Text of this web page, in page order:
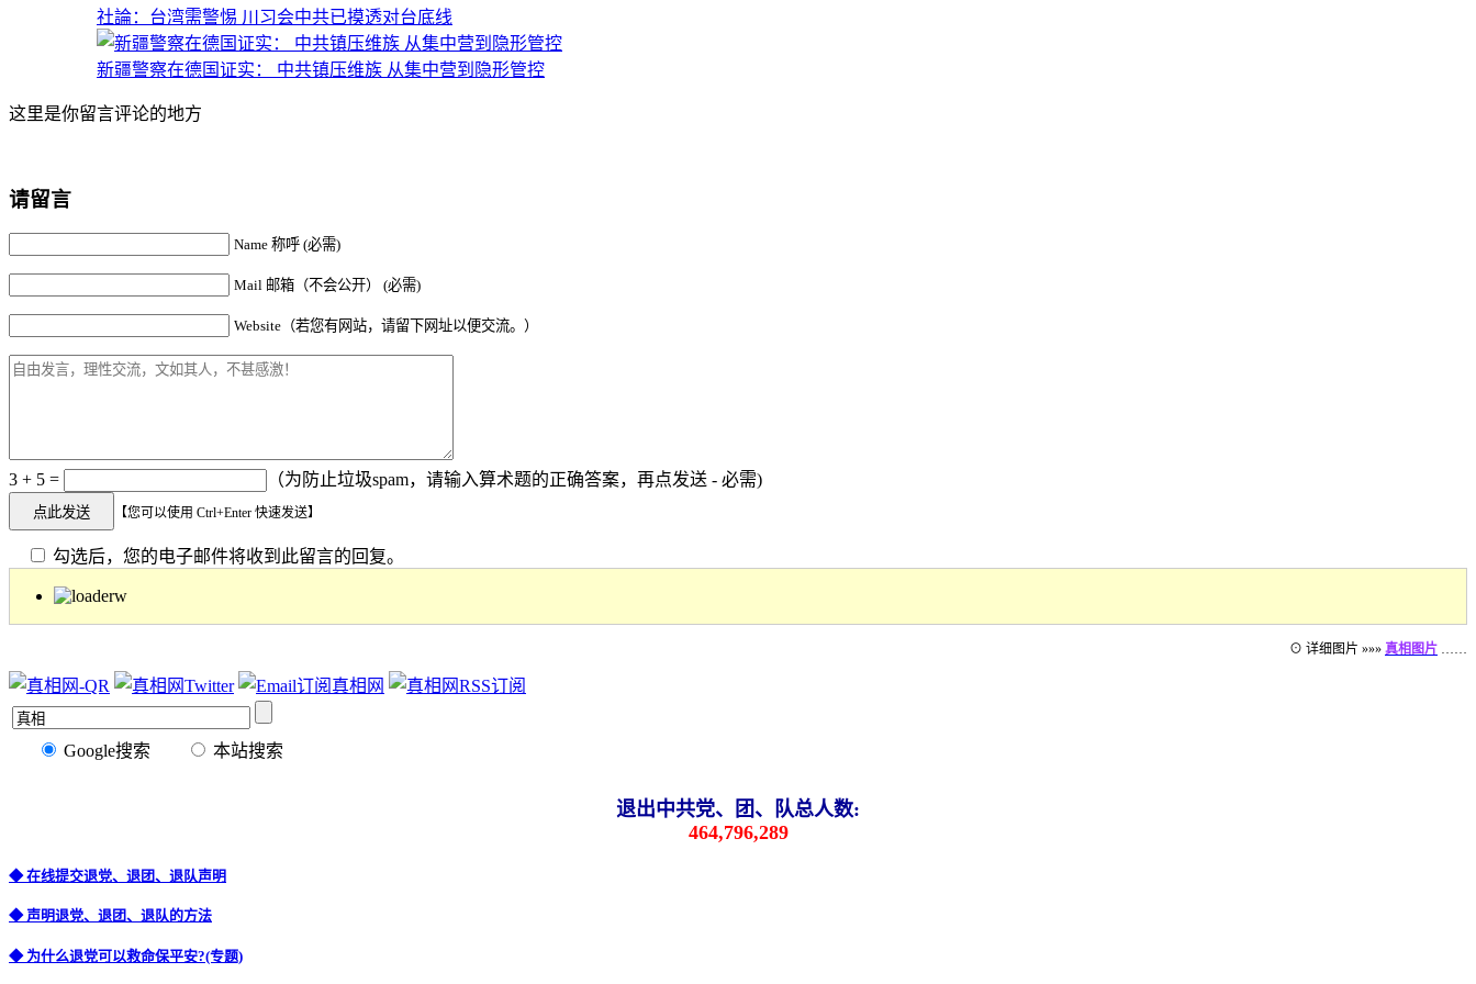
社論：台湾需警惕 川习会中共已摸透对台底线
新疆警察在德国证实： 中共镇压维族 从集中营到隐形管控
这里是你留言评论的地方
请留言
Name 称呼 (必需)
Mail 邮箱（不会公开） (必需)
Website（若您有网站，请留下网址以便交流。）
3 + 5 = （为防止垃圾spam，请输入算术题的正确答案，再点发送 - 必需)
【您可以使用 Ctrl+Enter 快速发送】
勾选后，您的电子邮件将收到此留言的回复。
⊙ 详细图片 »»» 真相图片 ……
Google搜索 本站搜索
退出中共党、团、队总人数:
464,796,289
◆ 在线提交退党、退团、退队声明
◆ 声明退党、退团、退队的方法
◆ 为什么退党可以救命保平安?(专题)